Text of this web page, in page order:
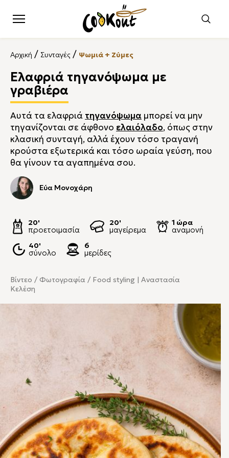
Αρχική / Συνταγές / Ψωμιά + Ζύμες
Ελαφριά τηγανόψωμα με
γραβιέρα
Αυτά τα ελαφριά τηγανόψωμα μπορεί να μην
τηγανίζονται σε άφθονο ελαιόλαδο, όπως στην
κλασική συνταγή, αλλά έχουν τόσο τραγανή
κρούστα εξωτερικά και τόσο ωραία γεύση, που
θα γίνουν τα αγαπημένα σου.
Εύα Μονοχάρη
20'
προετοιμασία
20'
μαγείρεμα
1 ώρα
αναμονή
40'
σύνολο
6
μερίδες
Βίντεο / Φωτογραφία / Food styling | Αναστασία
Κελέση